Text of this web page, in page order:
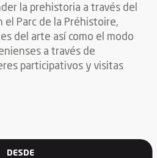
la prehistoria a través del
el Parc de la Préhistoire,
del arte así como el modo
a través de
participativos y visitas
DESDE